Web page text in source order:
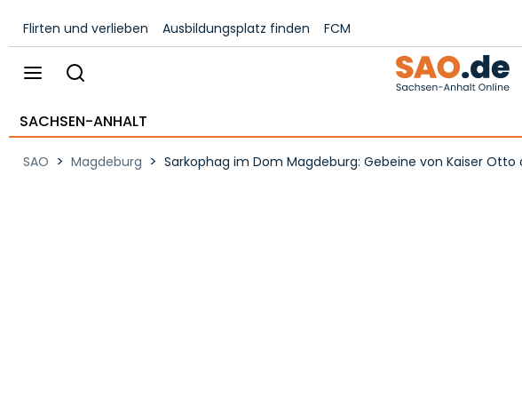
Flirten und verlieben Ausbildungsplatz finden FCM
SACHSEN-ANHALT
SAO > Magdeburg > Sarkophag im Dom Magdeburg: Gebeine von Kaiser